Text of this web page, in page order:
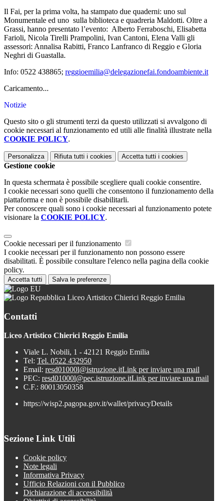
Il Fai, per la prima volta, ha stampato due quaderni: uno sul
Monumentale ed uno sulla biblioteca e quadreria Maldotti. Oltre a
Grassi, hanno presentato l’evento: Alberto Ferraboschi, Elisabetta
Farioli, Nicola Tirelli Prampolini, Ivan Cantoni, Elena Valli gli
assessori: Annalisa Rabitti, Franco Lanfranco di Reggio e Gloria
Neghri di Guastalla.
Info: 0522 438865; reggioemilia@delegazionefai.fondoambiente.it
Caricamento...
Notizie
Questo sito o gli strumenti terzi da questo utilizzati si avvalgono di
cookie necessari al funzionamento ed utili alle finalità illustrate nella
COOKIE POLICY.
Personalizza Rifiuta tutti i cookies Accetta tutti i cookies
Gestione cookie
In questa schermata è possibile scegliere quali cookie consentire.
I cookie necessari sono quelli che consentono il funzionamento della
piattaforma e non è possibile disabilitarli.
Per conoscere quali sono i cookie necessari al funzionamento potete
visionare la COOKIE POLICY.
Cookie necessari per il funzionamento
I cookie necessari per il funzionamento non possono essere
disabilitati. È possibile consultare l'elenco nella pagina della cookie
policy.
Accetta tutti Salva le preferenze
Liceo Artistico Chierici Reggio Emilia
Contatti
Liceo Artistico Chierici Reggio Emilia
Viale L. Nobili, 1 - 42121 Reggio Emilia
Tel: Tel. 0522 432950
Email: resd01000l@istruzione.itLink per inviare una mail
PEC: resd01000l@pec.istruzione.itLink per inviare una mail
C.F.: 80013050358
https://wisp2.pagopa.gov.it/wallet/privacyDetails
Sezione Link Utili
Cookie policy
Note legali
Informativa Privacy
Ufficio Relazioni con il Pubblico
Dichiarazione di accessibilità